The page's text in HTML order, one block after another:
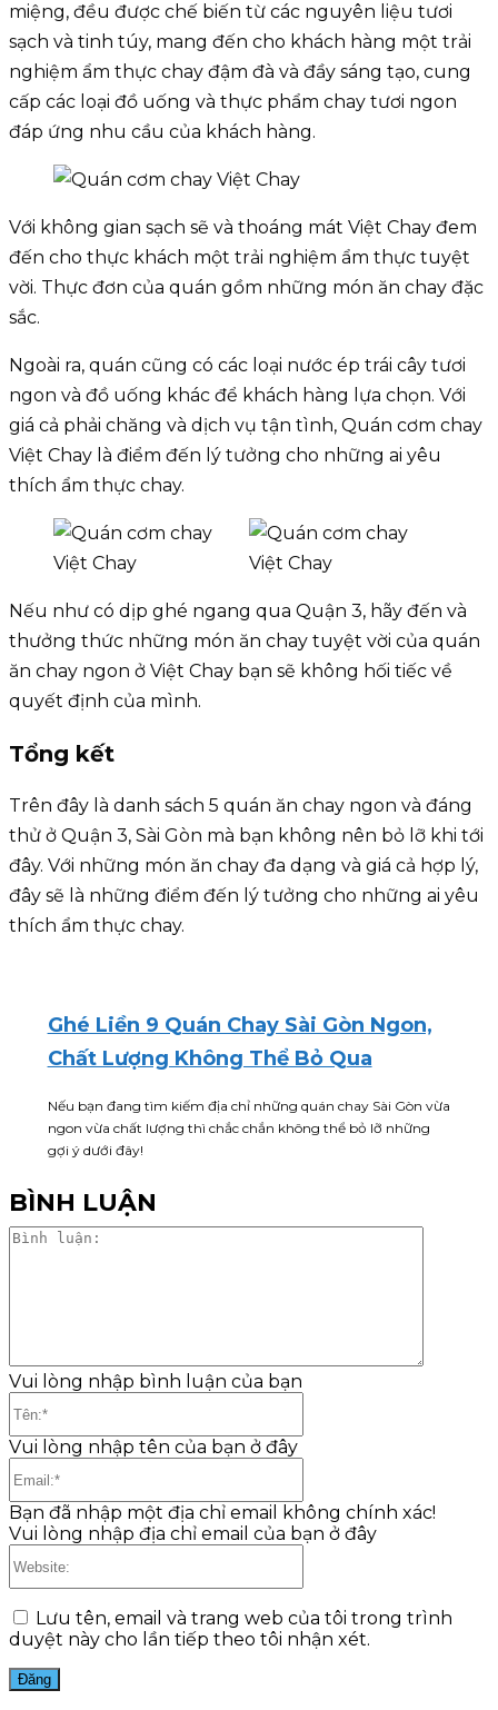
miệng, đều được chế biến từ các nguyên liệu tươi
sạch và tinh túy, mang đến cho khách hàng một trải
nghiệm ẩm thực chay đậm đà và đầy sáng tạo, cung
cấp các loại đồ uống và thực phẩm chay tươi ngon
đáp ứng nhu cầu của khách hàng.
Với không gian sạch sẽ và thoáng mát Việt Chay đem
đến cho thực khách một trải nghiệm ẩm thực tuyệt
vời. Thực đơn của quán gồm những món ăn chay đặc
sắc.
Ngoài ra, quán cũng có các loại nước ép trái cây tươi
ngon và đồ uống khác để khách hàng lựa chọn. Với
giá cả phải chăng và dịch vụ tận tình, Quán cơm chay
Việt Chay là điểm đến lý tưởng cho những ai yêu
thích ẩm thực chay.
Nếu như có dịp ghé ngang qua Quận 3, hãy đến và
thưởng thức những món ăn chay tuyệt vời của quán
ăn chay ngon ở Việt Chay bạn sẽ không hối tiếc về
quyết định của mình.
Tổng kết
Trên đây là danh sách 5 quán ăn chay ngon và đáng
thử ở Quận 3, Sài Gòn mà bạn không nên bỏ lỡ khi tới
đây. Với những món ăn chay đa dạng và giá cả hợp lý,
đây sẽ là những điểm đến lý tưởng cho những ai yêu
thích ẩm thực chay.
Ghé Liền 9 Quán Chay Sài Gòn Ngon,
Chất Lượng Không Thể Bỏ Qua
Nếu bạn đang tìm kiếm địa chỉ những quán chay Sài Gòn vừa
ngon vừa chất lượng thì chắc chắn không thể bỏ lỡ những
gợi ý dưới đây!
BÌNH LUẬN
Vui lòng nhập bình luận của bạn
Vui lòng nhập tên của bạn ở đây
Bạn đã nhập một địa chỉ email không chính xác!
Vui lòng nhập địa chỉ email của bạn ở đây
Lưu tên, email và trang web của tôi trong trình
duyệt này cho lần tiếp theo tôi nhận xét.